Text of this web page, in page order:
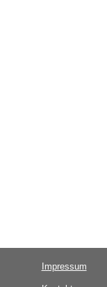
Impressum